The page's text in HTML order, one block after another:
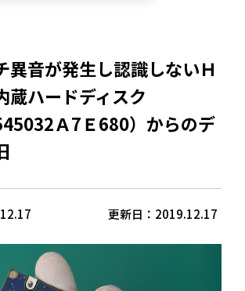
異音が発生し認識しないＨ
蔵ハードディスク
Ａ7Ｅ680）からのデ
更新日：2019.12.17